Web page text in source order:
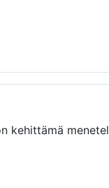
kehittämä